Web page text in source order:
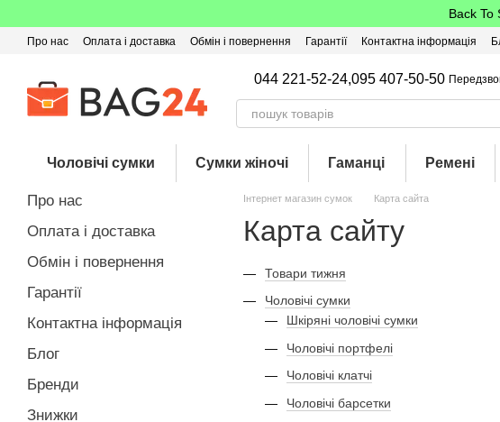
Back To
Про нас Оплата і доставка Обмін і повернення Гарантії Контактна інформація
044 221-52-24,095 407-50-50
Чоловічі сумки Сумки жіночі Гаманці Ремені
Інтернет магазин сумок Карта сайта
Карта сайту
Товари тижня
Чоловічі сумки
Шкіряні чоловічі сумки
Чоловічі портфелі
Чоловічі клатчі
Чоловічі барсетки
Про нас
Оплата і доставка
Обмін і повернення
Гарантії
Контактна інформація
Блог
Бренди
Знижки